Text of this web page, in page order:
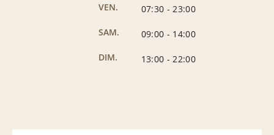
VEN.
07:30 - 23:00
SAM.
09:00 - 14:00
DIM.
13:00 - 22:00